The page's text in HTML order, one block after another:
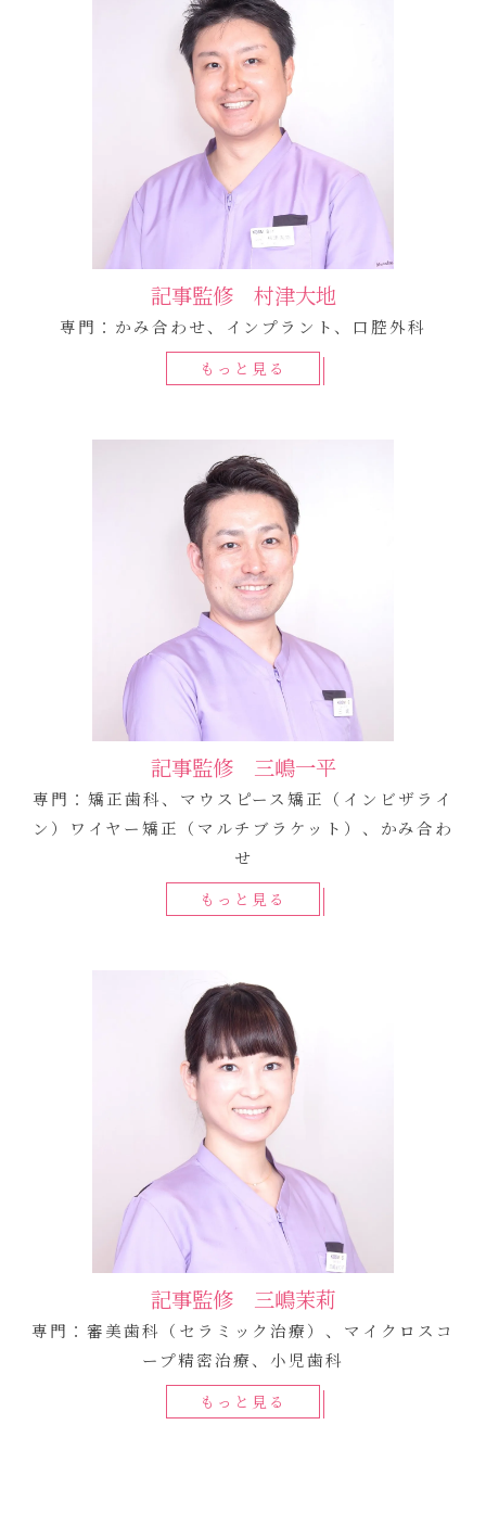
記事監修 村津大地
専門：かみ合わせ、インプラント、口腔外科
もっと見る
記事監修 三嶋一平
専門：矯正歯科、マウスピース矯正（インビザライ
ン）ワイヤー矯正（マルチブラケット）、かみ合わ
せ
もっと見る
記事監修 三嶋茉莉
専門：審美歯科（セラミック治療）、マイクロスコ
ープ精密治療、小児歯科
もっと見る